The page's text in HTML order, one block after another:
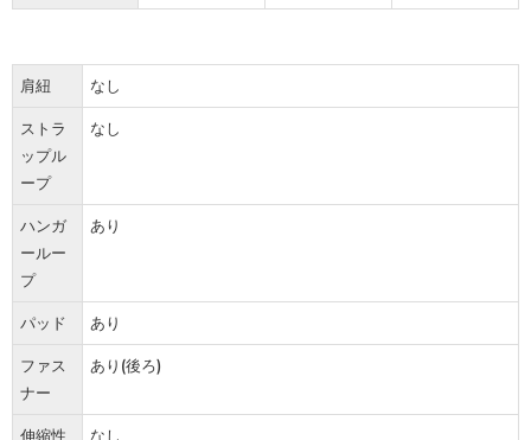
肩紐
なし
ストラ
ップル
ープ
なし
ハンガ
ールー
プ
あり
パッド
あり
ファス
ナー
あり(後ろ)
伸縮性 なし